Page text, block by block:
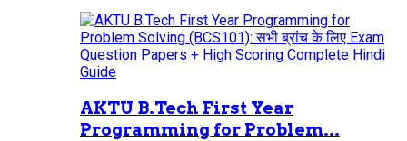
AKTU B.Tech First Year
Programming for Problem...